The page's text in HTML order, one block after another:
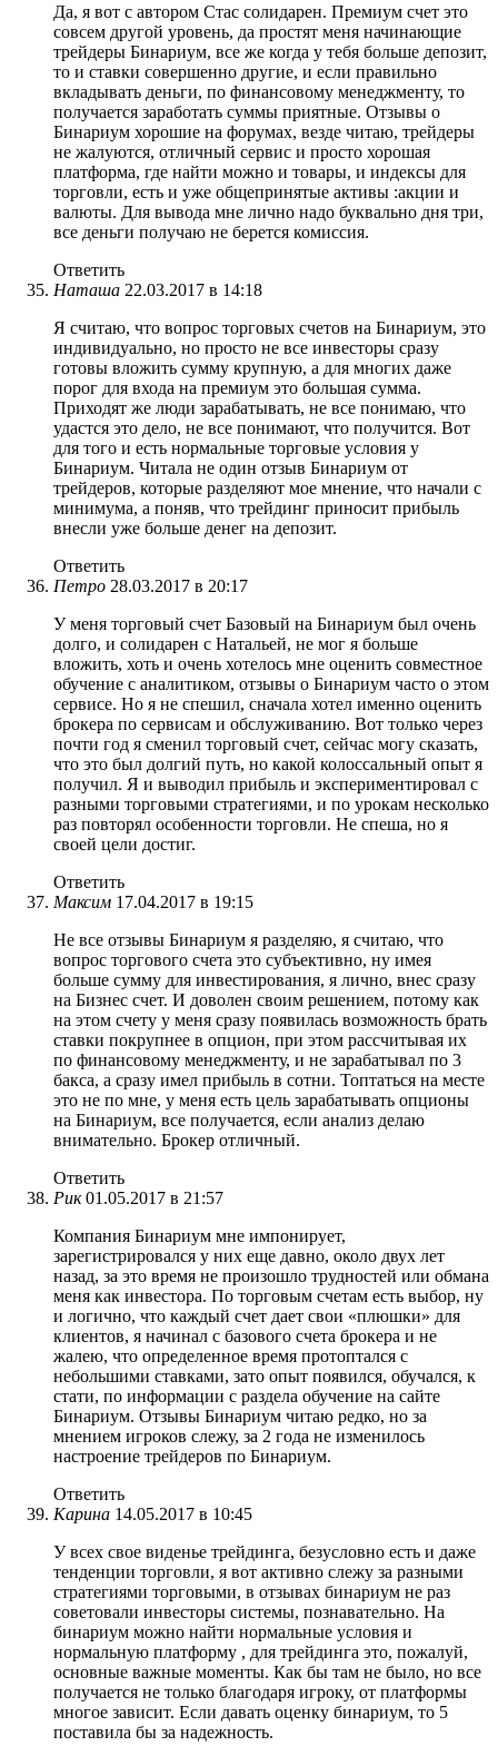
Да, я вот с автором Стас солидарен. Премиум счет это
совсем другой уровень, да простят меня начинающие
трейдеры Бинариум, все же когда у тебя больше депозит,
то и ставки совершенно другие, и если правильно
вкладывать деньги, по финансовому менеджменту, то
получается заработать суммы приятные. Отзывы о
Бинариум хорошие на форумах, везде читаю, трейдеры
не жалуются, отличный сервис и просто хорошая
платформа, где найти можно и товары, и индексы для
торговли, есть и уже общепринятые активы :акции и
валюты. Для вывода мне лично надо буквально дня три,
все деньги получаю не берется комиссия.
Ответить
Наташа 22.03.2017 в 14:18
Я считаю, что вопрос торговых счетов на Бинариум, это
индивидуально, но просто не все инвесторы сразу
готовы вложить сумму крупную, а для многих даже
порог для входа на премиум это большая сумма.
Приходят же люди зарабатывать, не все понимаю, что
удастся это дело, не все понимают, что получится. Вот
для того и есть нормальные торговые условия у
Бинариум. Читала не один отзыв Бинариум от
трейдеров, которые разделяют мое мнение, что начали с
минимума, а поняв, что трейдинг приносит прибыль
внесли уже больше денег на депозит.
Ответить
Петро 28.03.2017 в 20:17
У меня торговый счет Базовый на Бинариум был очень
долго, и солидарен с Натальей, не мог я больше
вложить, хоть и очень хотелось мне оценить совместное
обучение с аналитиком, отзывы о Бинариум часто о этом
сервисе. Но я не спешил, сначала хотел именно оценить
брокера по сервисам и обслуживанию. Вот только через
почти год я сменил торговый счет, сейчас могу сказать,
что это был долгий путь, но какой колоссальный опыт я
получил. Я и выводил прибыль и экспериментировал с
разными торговыми стратегиями, и по урокам несколько
раз повторял особенности торговли. Не спеша, но я
своей цели достиг.
Ответить
Максим 17.04.2017 в 19:15
Не все отзывы Бинариум я разделяю, я считаю, что
вопрос торгового счета это субъективно, ну имея
больше сумму для инвестирования, я лично, внес сразу
на Бизнес счет. И доволен своим решением, потому как
на этом счету у меня сразу появилась возможность брать
ставки покрупнее в опцион, при этом рассчитывая их
по финансовому менеджменту, и не зарабатывал по 3
бакса, а сразу имел прибыль в сотни. Топтаться на месте
это не по мне, у меня есть цель зарабатывать опционы
на Бинариум, все получается, если анализ делаю
внимательно. Брокер отличный.
Ответить
Рик 01.05.2017 в 21:57
Компания Бинариум мне импонирует,
зарегистрировался у них еще давно, около двух лет
назад, за это время не произошло трудностей или обмана
меня как инвестора. По торговым счетам есть выбор, ну
и логично, что каждый счет дает свои «плюшки» для
клиентов, я начинал с базового счета брокера и не
жалею, что определенное время протоптался с
небольшими ставками, зато опыт появился, обучался, к
стати, по информации с раздела обучение на сайте
Бинариум. Отзывы Бинариум читаю редко, но за
мнением игроков слежу, за 2 года не изменилось
настроение трейдеров по Бинариум.
Ответить
Карина 14.05.2017 в 10:45
У всех свое виденье трейдинга, безусловно есть и даже
тенденции торговли, я вот активно слежу за разными
стратегиями торговыми, в отзывах бинариум не раз
советовали инвесторы системы, познавательно. На
бинариум можно найти нормальные условия и
нормальную платформу , для трейдинга это, пожалуй,
основные важные моменты. Как бы там не было, но все
получается не только благодаря игроку, от платформы
многое зависит. Если давать оценку бинариум, то 5
поставила бы за надежность.